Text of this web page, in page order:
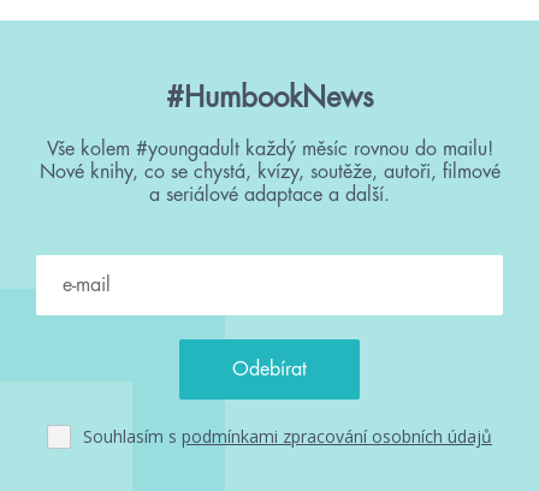
#HumbookNews
Vše kolem #youngadult každý měsíc rovnou do mailu!
Nové knihy, co se chystá, kvízy, soutěže, autoři, filmové
a seriálové adaptace a další.
Souhlasím s podmínkami zpracování osobních údajů